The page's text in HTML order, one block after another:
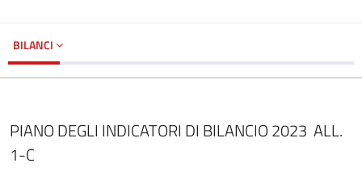
BILANCI
PIANO DEGLI INDICATORI DI BILANCIO 2023 ALL.
1-C